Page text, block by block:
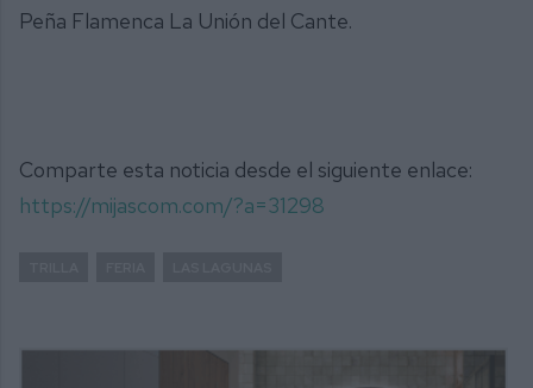
Peña Flamenca La Unión del Cante.
Comparte esta noticia desde el siguiente enlace:
https://mijascom.com/?a=31298